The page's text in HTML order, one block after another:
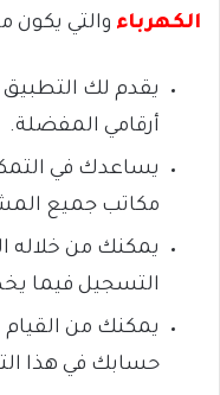
الكهرباء والتي يكون
يقدم لك
أرقامي المفضلة.
يساعدك في
مكاتب جميع
يمكنك من خلاله
التسجيل فيما
يمكنك من
حسابك في هذا